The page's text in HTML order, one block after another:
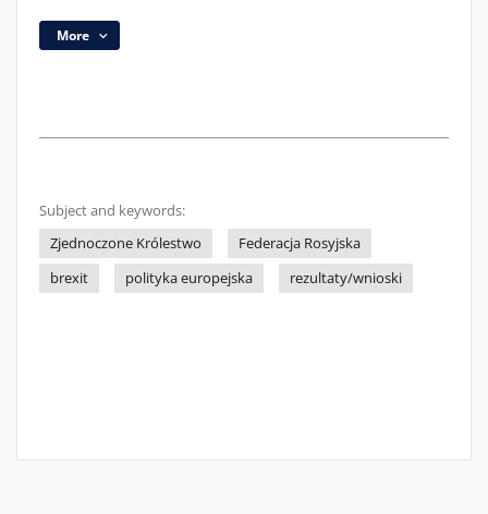
More
Subject and keywords:
Zjednoczone Królestwo
Federacja Rosyjska
brexit
polityka europejska rezultaty/wnioski